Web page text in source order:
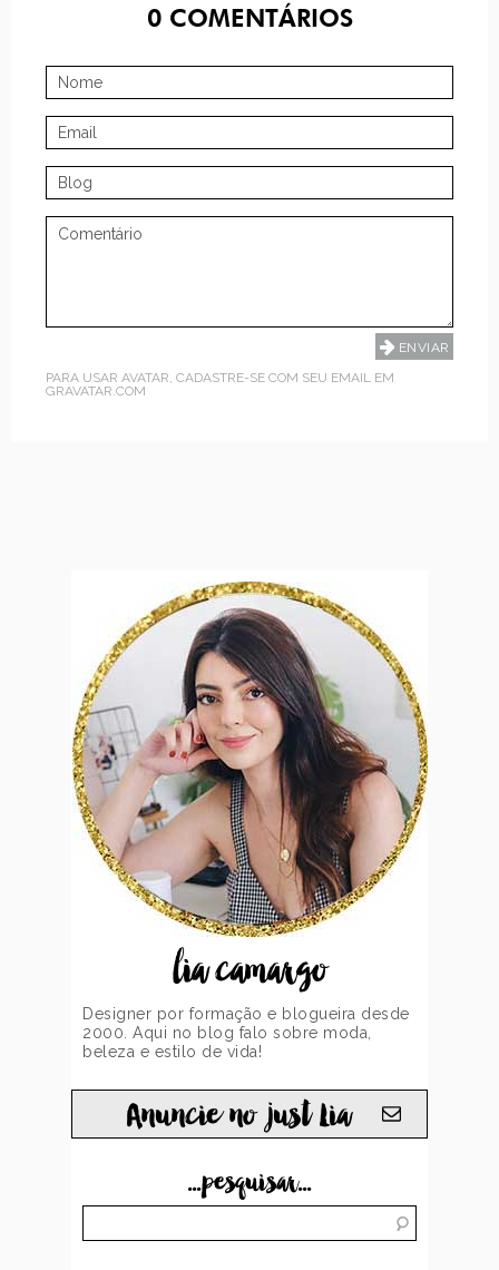
0COMENTÁRIOS
PARA USAR AVATAR, CADASTRE-SE COM SEU EMAIL EM
GRAVATAR.COM
lia camargo
Designer por formação e blogueira desde
2000. Aqui no blog falo sobre moda,
beleza e estilo de vida!
Anuncie no just Lia
...pesquisar...